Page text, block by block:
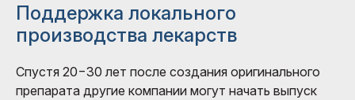
Поддержка локального
производства лекарств
Спустя 20−30 лет после создания оригинального
препарата другие компании могут начать выпуск